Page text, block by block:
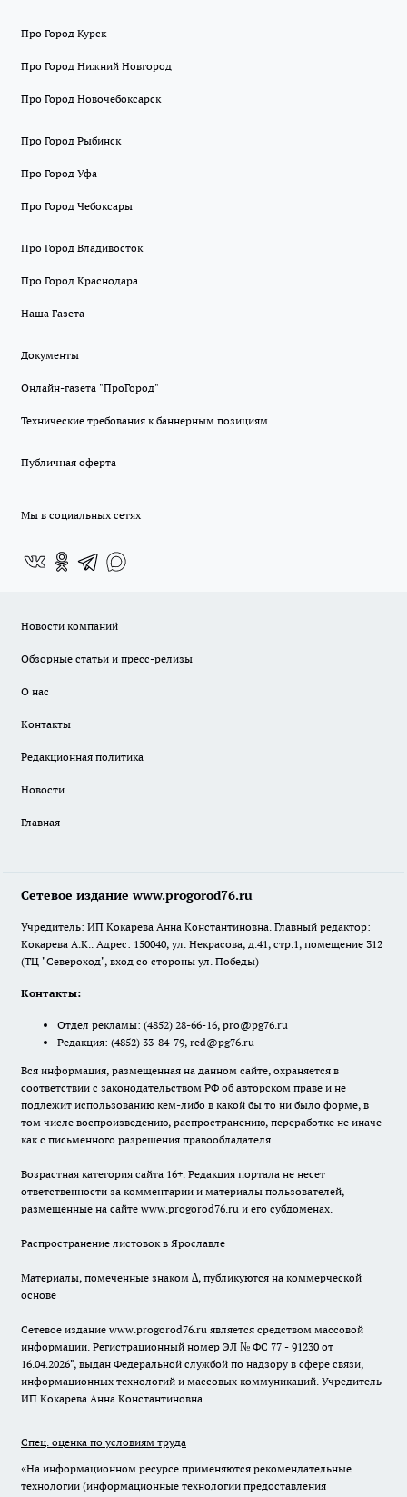
Про Город Курск
Про Город Нижний Новгород
Про Город Новочебоксарск
Про Город Рыбинск
Про Город Уфа
Про Город Чебоксары
Про Город Владивосток
Про Город Краснодара
Наша Газета
Документы
Онлайн-газета "ПроГород"
Технические требования к баннерным позициям
Публичная оферта
Мы в социальных сетях
Новости компаний
Обзорные статьи и пресс-релизы
О нас
Контакты
Редакционная политика
Новости
Главная
Сетевое издание www.progorod76.ru
Учредитель: ИП Кокарева Анна Константиновна. Главный редактор:
Кокарева А.К.. Адрес: 150040, ул. Некрасова, д.41, стр.1, помещение 312
(ТЦ "Североход", вход со стороны ул. Победы)
Контакты:
Отдел рекламы: (4852) 28-66-16, pro@pg76.ru
Редакция: (4852) 33-84-79, red@pg76.ru
Вся информация, размещенная на данном сайте, охраняется в
соответствии с законодательством РФ об авторском праве и не
подлежит использованию кем-либо в какой бы то ни было форме, в
том числе воспроизведению, распространению, переработке не иначе
как с письменного разрешения правообладателя.
Возрастная категория сайта 16+. Редакция портала не несет
ответственности за комментарии и материалы пользователей,
размещенные на сайте www.progorod76.ru и его субдоменах.
Распространение листовок в Ярославле
Материалы, помеченные знаком ∆, публикуются на коммерческой
основе
Сетевое издание www.progorod76.ru является средством массовой
информации. Регистрационный номер ЭЛ № ФС 77 - 91230 от
16.04.2026", выдан Федеральной службой по надзору в сфере связи,
информационных технологий и массовых коммуникаций. Учредитель
ИП Кокарева Анна Константиновна.
Спец. оценка по условиям труда
«На информационном ресурсе применяются рекомендательные
технологии (информационные технологии предоставления